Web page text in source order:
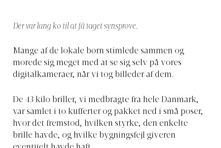
Der var lang kø til at få taget synsprøve.
Mange af de lokale børn stimlede sammen og
morede sig meget med at se sig selv på vores
digitalkameraer, når vi tog billeder af dem.
De 43 kilo briller, vi medbragte fra hele Danmark,
var samlet i to kufferter og pakket ned i små poser,
hvor det fremstod, hvilken styrke, den enkelte
brille havde, og hvilke bygningsfejl giveren